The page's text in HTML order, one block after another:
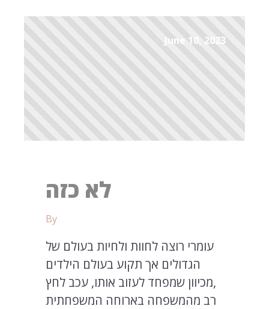
June 10, 2023
לא כזה
By
עומרי רוצה לחוות ולחיות בעולם של
הגדולים אך תקוע בעולם הילדים
,מכיוון שמפחד לעזוב אותו, עכב לחץ
רב מהמשפחה בארוחה המשפחתית